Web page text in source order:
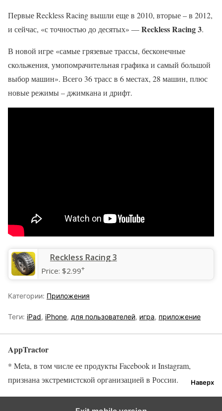
Первые Reckless Racing вышли еще в 2010, вторые – в 2012,
и сейчас, «с точностью до десятых» —Reckless Racing 3.
В новой игре «самые грязевые трассы, бесконечные
скольжения, умопомрачительная графика и самый большой
выбор машин». Всего 36 трасс в 6 местах, 28 машин, плюс
новые режимы – джимкана и дрифт.
‎Reckless Racing 3
Price: $2.99+
Категории: Приложения
Теги: iPad, iPhone, для пользователей, игра, приложение
AppTractor
Наверх
* Meta, в том числе ее продукты Facebook и Instagram,
признана экстремистской организацией в России.